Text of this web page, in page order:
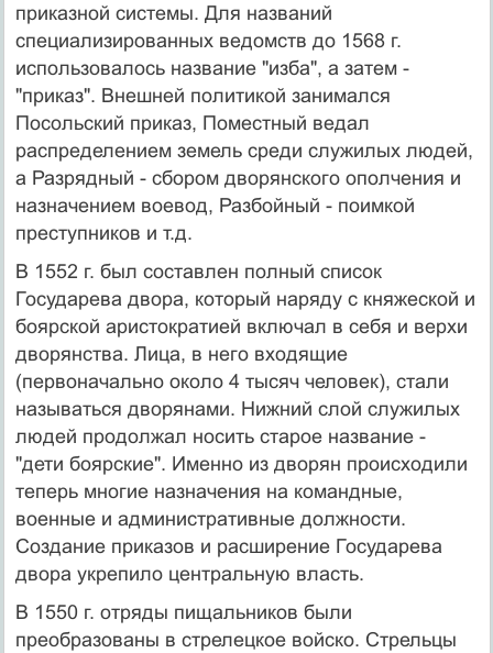
приказной системы. Для названий
специализированных ведомств до 1568 г.
использовалось название "изба", а затем -
"приказ". Внешней политикой занимался
Посольский приказ, Поместный ведал
распределением земель среди служилых людей,
а Разрядный - сбором дворянского ополчения и
назначением воевод, Разбойный - поимкой
преступников и т.д.
В 1552 г. был составлен полный список
Государева двора, который наряду с княжеской и
боярской аристократией включал в себя и верхи
дворянства. Лица, в него входящие
(первоначально около 4 тысяч человек), стали
называться дворянами. Нижний слой служилых
людей продолжал носить старое название -
"дети боярские". Именно из дворян происходили
теперь многие назначения на командные,
военные и административные должности.
Создание приказов и расширение Государева
двора укрепило центральную власть.
В 1550 г. отряды пищальников были
преобразованы в стрелецкое войско. Стрельцы